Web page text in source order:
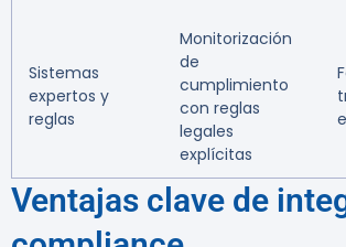
Sistemas
expertos y
reglas
Monitorización
de
cumplimiento
con reglas
legales
explícitas
Ventajas clave de